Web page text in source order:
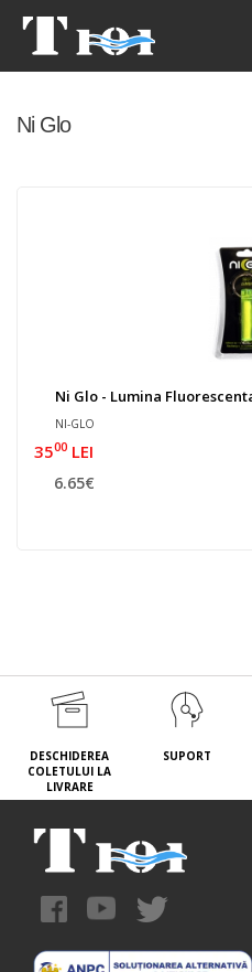
Ni Glo
Ni Glo - Lumina
NI-GLO
3500 LEI
6.65€
DESCHIDEREA
COLETULUI LA
LIVRARE
SUPORT